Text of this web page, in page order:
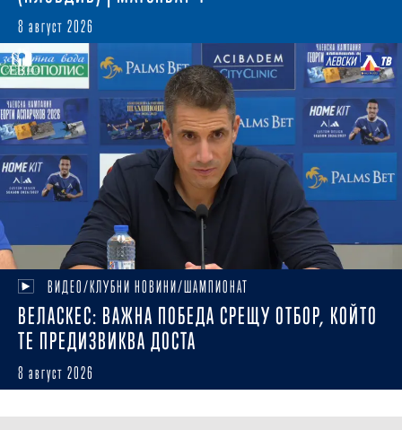
8 август 2026
ВИДЕО/КЛУБНИ НОВИНИ/ШАМПИОНАТ
ВЕЛАСКЕС: ВАЖНА ПОБЕДА СРЕЩУ ОТБОР, КОЙТО
ТЕ ПРЕДИЗВИКВА ДОСТА
8 август 2026